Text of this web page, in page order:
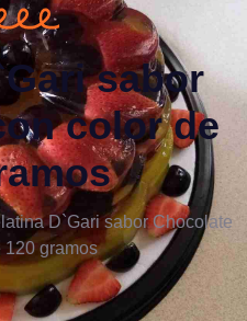
sabor
color de
D`Gari sabor Chocolate
120 gramos